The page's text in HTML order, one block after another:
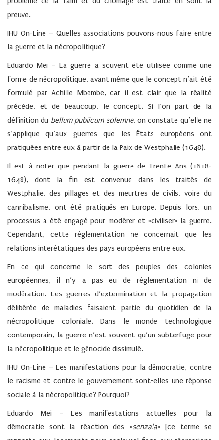
preuve.
IHU On-Line – Quelles associations pouvons-nous faire entre
la guerre et la nécropolitique?
Eduardo Mei –La guerre a souvent été utilisée comme une
forme de nécropolitique, avant même que le concept n’ait été
formulé par Achille Mbembe, car il est clair que la réalité
précède, et de beaucoup, le concept. Si l’on part de la
définition du bellum publicum solemne, on constate qu’elle ne
s’applique qu’aux guerres que les États européens ont
pratiquées entre eux à partir de la Paix de Westphalie (1648).
Il est à noter que pendant la guerre de Trente Ans (1618-
1648), dont la fin est convenue dans les traités de
Westphalie, des pillages et des meurtres de civils, voire du
cannibalisme, ont été pratiqués en Europe. Depuis lors, un
processus a été engagé pour modérer et «civiliser» la guerre.
Cependant, cette réglementation ne concernait que les
relations interétatiques des pays européens entre eux.
En ce qui concerne le sort des peuples des colonies
européennes, il n’y a pas eu de réglementation ni de
modération. Les guerres d’extermination et la propagation
délibérée de maladies faisaient partie du quotidien de la
nécropolitique coloniale. Dans le monde technologique
contemporain, la guerre n’est souvent qu’un subterfuge pour
la nécropolitique et le génocide dissimulé.
IHU On-Line – Les manifestations pour la démocratie, contre
le racisme et contre le gouvernement sont-elles une réponse
sociale à la nécropolitique? Pourquoi?
Eduardo Mei – Les manifestations actuelles pour la
démocratie sont la réaction des «senzala» [ce terme se